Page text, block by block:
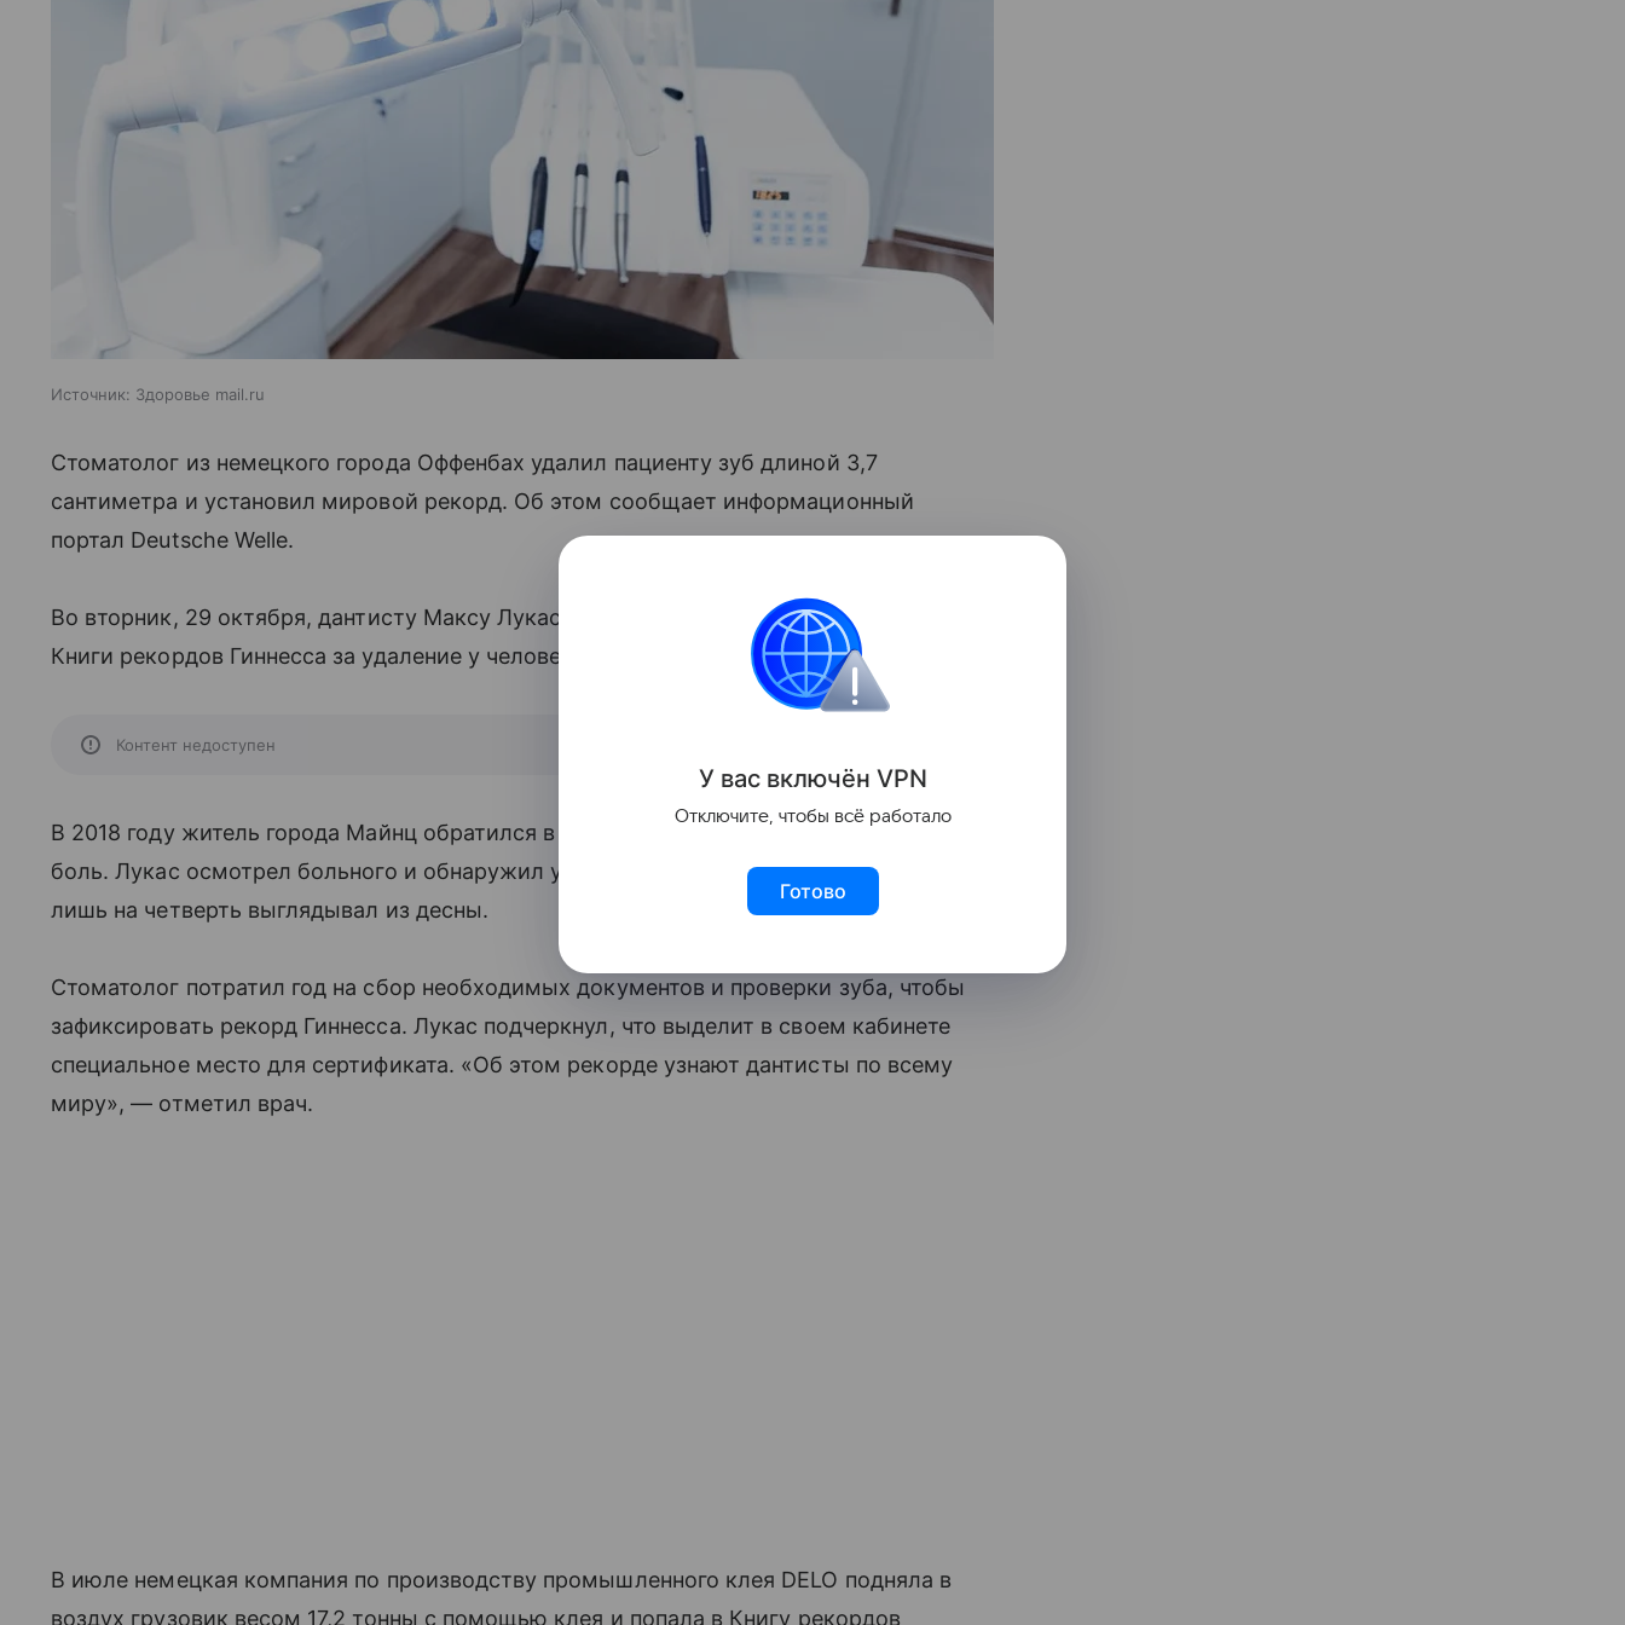
Источник: Здоровье mail.ru
Стоматолог из немецкого города Оффенбах удалил пациенту зуб длиной 3,7
сантиметра и установил мировой рекорд. Об этом сообщает информационный
портал Deutsche Welle.
Во вторник, 29 октября, дантисту Максу Лукасу (Max Lukas) вручили сертификат
Книги рекордов Гиннесса за удаление у человека самого длинного в истории зуба.
Контент недоступен
В 2018 году житель города Майнц обратился в больницу с жалобой на острую зубную
боль. Лукас осмотрел больного и обнаружил у него аномально длинный зуб, который
лишь на четверть выглядывал из десны.
Стоматолог потратил год на сбор необходимых документов и проверки зуба, чтобы
зафиксировать рекорд Гиннесса. Лукас подчеркнул, что выделит в своем кабинете
специальное место для сертификата. «Об этом рекорде узнают дантисты по всему
миру», — отметил врач.
В июле немецкая компания по производству промышленного клея DELO подняла в
воздух грузовик весом 17,2 тонны с помощью клея и попала в Книгу рекордов
У вас включён VPN
Отключите, чтобы всё работало
Готово